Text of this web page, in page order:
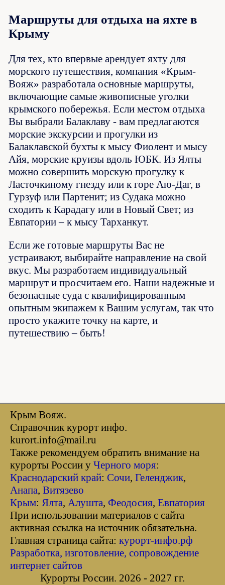
Маршруты для отдыха на яхте в
Крыму
Для тех, кто впервые арендует яхту для
морского путешествия, компания «Крым-
Вояж» разработала основные маршруты,
включающие самые живописные уголки
крымского побережья. Если местом отдыха
Вы выбрали Балаклаву - вам предлагаются
морские экскурсии и прогулки из
Балаклавской бухты к мысу Фиолент и мысу
Айя, морские круизы вдоль ЮБК. Из Ялты
можно совершить морскую прогулку к
Ласточкиному гнезду или к горе Аю-Даг, в
Гурзуф или Партенит; из Судака можно
сходить к Карадагу или в Новый Свет; из
Евпатории – к мысу Тарханкут.
Если же готовые маршруты Вас не
устраивают, выбирайте направление на свой
вкус. Мы разработаем индивидуальный
маршрут и просчитаем его. Наши надежные и
безопасные суда с квалифицированным
опытным экипажем к Вашим услугам, так что
просто укажите точку на карте, и
путешествию – быть!
Крым Вояж.
Справочник курорт инфо.
kurort.info@mail.ru
Также рекомендуем обратить внимание на
курорты России у Черного моря:
Краснодарский край: Сочи, Геленджик,
Анапа, Витязево
Крым: Ялта, Алушта, Феодосия, Евпатория
При использовании материалов с сайта
активная ссылка на источник обязательна.
Главная страница сайта: курорт-инфо.рф
Разработка, изготовление, сопровождение
интернет сайтов
Курорты России. 2026 - 2027 гг.